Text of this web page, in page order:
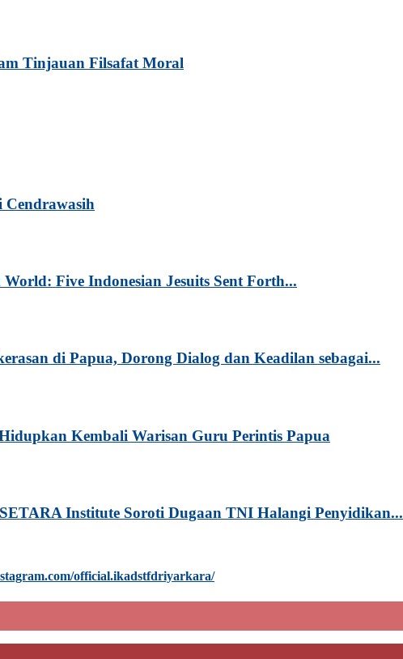
Tinjauan Filsafat Moral
Five Indonesian Jesuits Sent Forth...
di Papua, Dorong Dialog dan Keadilan sebagai...
Kembali Warisan Guru Perintis Papua
Institute Soroti Dugaan TNI Halangi Penyidikan...
official.ikadstfdriyarkara/